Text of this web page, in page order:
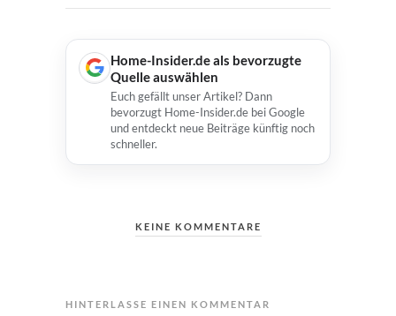
Home-Insider.de als bevorzugte
Quelle auswählen
Euch gefällt unser Artikel? Dann
bevorzugt Home-Insider.de bei Google
und entdeckt neue Beiträge künftig noch
schneller.
KEINE KOMMENTARE
HINTERLASSE EINEN KOMMENTAR